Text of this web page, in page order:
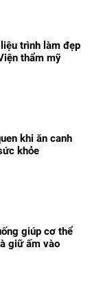
trình làm đẹp
thẩm mỹ
khi ăn canh
khỏe
giúp cơ thể
giữ ấm vào